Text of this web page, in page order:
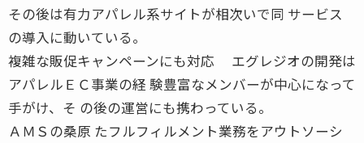
その後は有力アパレル系サイトが相次いで同 サービス
の導入に動いている。
複雑な販促キャンペーンにも対応 エグレジオの開発は
アパレルＥＣ事業の経 験豊富なメンバーが中心になって
手がけ、そ の後の運営にも携わっている。
ＡＭＳの桑原 たフルフィルメント業務をアウトソーシ